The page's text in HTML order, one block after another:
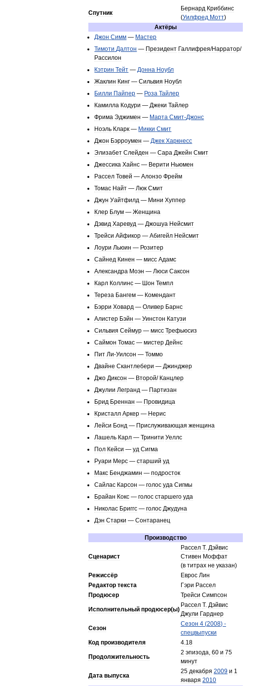
Спутник
Бернард Криббинс
(Уилфред Мотт)
Актёры
Джон Симм — Мастер
Тимоти Далтон — Президент Галлифрея/Нарратор/
Рассилон
Кэтрин Тейт —Донна Ноубл
Жаклин Кинг —Сильвия Ноубл
Билли Пайпер — Роза Тайлер
Камилла Кодури —Джеки Тайлер
Фрима Эджимен — Марта Смит-Джонс
Ноэль Кларк — Микки Смит
Джон Бэрроумен —Джек Харкнесс
Элизабет Слейден —Сара Джейн Смит
Джессика Хайнс — Верити Ньюмен
Рассел Товей —Алонзо Фрейм
Томас Найт —Люк Смит
Джун Уайтфилд — Мини Хуппер
Клер Блум —Женщина
Дэвид Харевуд —Джошуа Нейсмит
Трейси Айфикор —Абигейл Нейсмит
Лоури Льюин — Розитер
Сайнед Кинен —мисс Адамс
Александра Моэн —Люси Саксон
Карл Коллинс — Шон Темпл
Тереза Бангем — Комендант
Бэрри Ховард —Оливер Барнс
Алистер Бэйн —Уинстон Катузи
Сильвия Сеймур —мисс Трефьюсиз
Саймон Томас —мистер Дейнс
Пит Ли-Уилсон —Томмо
Двайне Скантлебери —Джинджер
Джо Диксон — Второй/ Канцлер
Джулии Легранд — Партизан
Брид Бреннан — Провидица
Кристалл Аркер — Нерис
Лейси Бонд — Прислуживающая женщина
Лашель Карл —Тринити Уеллс
Пол Кейси —уд Сигма
Руари Мерс —старший уд
Макс Бенджамин —подросток
Сайлас Карсон —голос уда Сигмы
Брайан Кокс —голос старшего уда
Николас Бриггс —голос Джудуна
Дэн Старки —Сонтаранец
Производство
Сценарист
Рассел Т. Дэйвис
Стивен Моффат
(в титрах не указан)
Режиссёр
Еврос Лин
Редактор текста Гэри Рассел
Продюсер
Трейси Симпсон
Исполнительный продюсер(ы)
Рассел Т. Дэйвис
Джули Гарднер
Сезон
Сезон 4 (2008) -
спецвыпуски
Код производителя 4.18
Продолжительность
2 эпизода, 60 и 75
минут
Дата выпуска
25 декабря 2009 и 1
января 2010